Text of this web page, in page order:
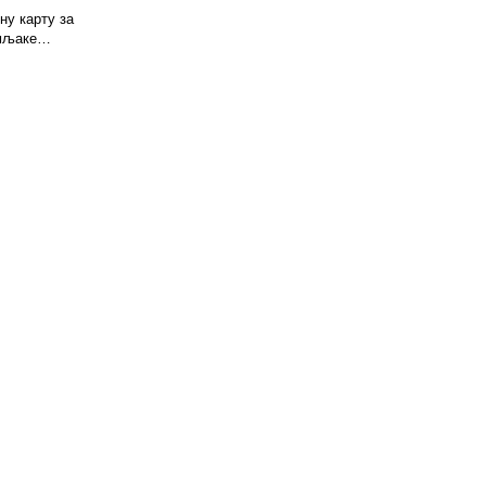
карту за